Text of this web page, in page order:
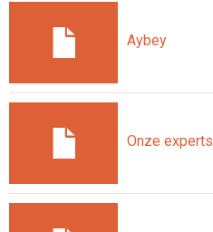
Aybey
Onze experts